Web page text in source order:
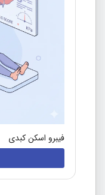
فیبرو اسکن کبدی